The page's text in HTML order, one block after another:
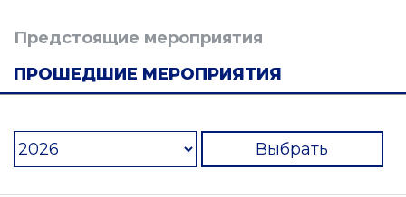
Предстоящие мероприятия
ПРОШЕДШИЕ МЕРОПРИЯТИЯ
Выбрать